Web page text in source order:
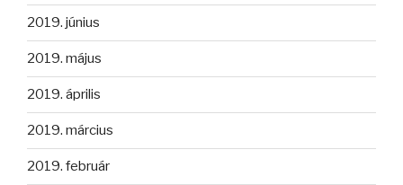
2019. június
2019. május
2019. április
2019. március
2019. február